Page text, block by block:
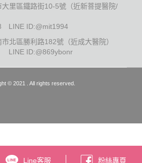
里區鐵路街10-5號（近新菩提醫院/
LINE ID:@mit1994
北區勝利路182號（近成大醫院）
LINE ID:@869ybonr
© 2021 . All rights reserved.
Line客服 粉絲專頁